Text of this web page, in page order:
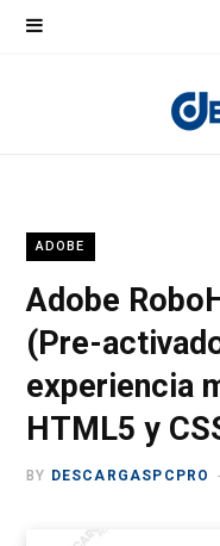
ADOBE
Adobe
(Pre-
experiencia
HTML5 y
BY DESCARGASPCPRO